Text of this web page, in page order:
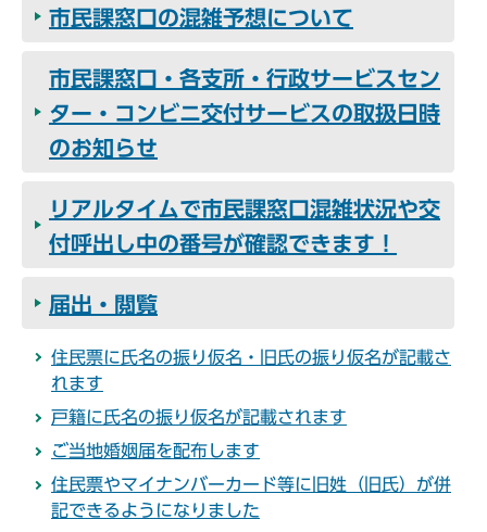
市民課窓口の混雑予想について
市民課窓口・各支所・行政サービスセン
ター・コンビニ交付サービスの取扱日時
のお知らせ
リアルタイムで市民課窓口混雑状況や交
付呼出し中の番号が確認できます！
届出・閲覧
住民票に氏名の振り仮名・旧氏の振り仮名が記載さ
れます
戸籍に氏名の振り仮名が記載されます
ご当地婚姻届を配布します
住民票やマイナンバーカード等に旧姓（旧氏）が併
記できるようになりました